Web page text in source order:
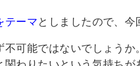
テーマとしましたので、今
可能ではないでしょうか